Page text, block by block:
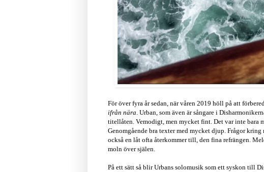
För över fyra år sedan, när våren 2019 höll på att
ifrån nära. Urban, som även är sångare i
titellåten. Vemodigt, men mycket fint. Det var inte bara
Genomgående bra texter med mycket djup. Frågor
också en låt ofta återkommer till, den fina refrängen.
moln över själen.
På ett sätt så blir Urbans solomusik som ett syskon till